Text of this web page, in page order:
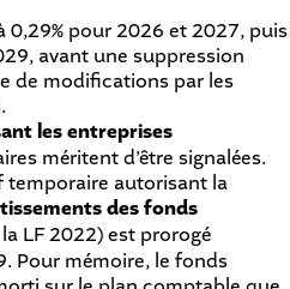
0,29% pour 2026 et 2027, puis
avant une suppression
de modifications par les
les entreprises
méritent d’être signalées.
temporaire autorisant la
des fonds
LF 2022) est prorogé
Pour mémoire, le fonds